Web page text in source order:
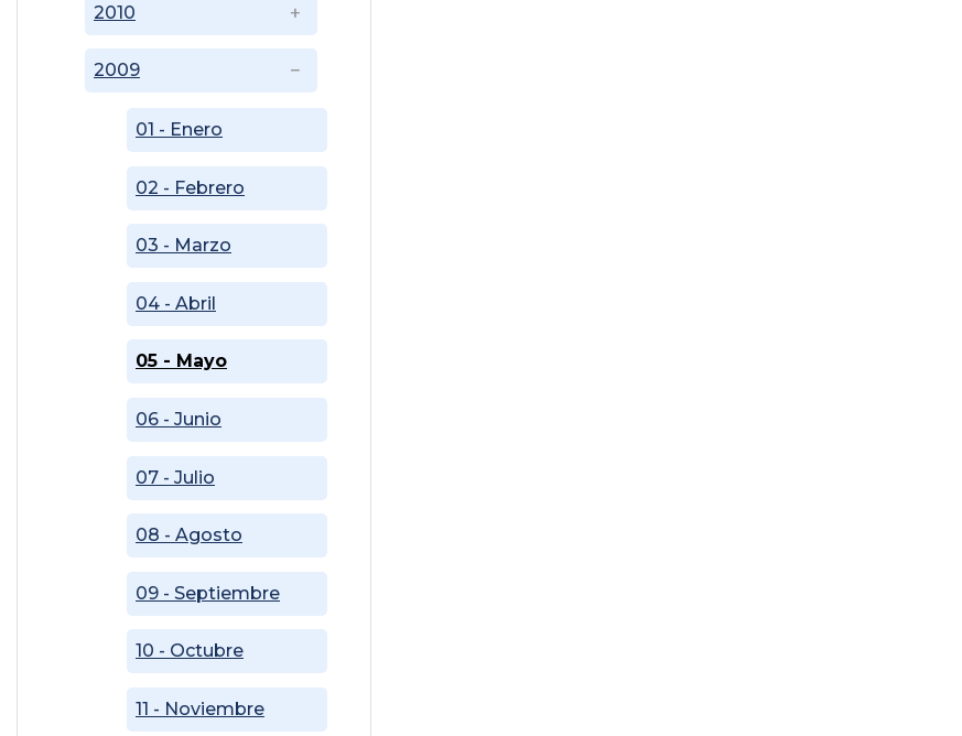
2009
01 - Enero
02 - Febrero
03 - Marzo
04 - Abril
05 - Mayo
06 - Junio
07 - Julio
08 - Agosto
09 - Septiembre
10 - Octubre
11 - Noviembre
2010